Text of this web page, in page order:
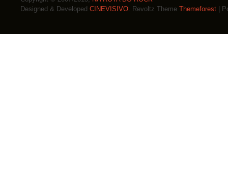
Designed & Developed CINEVISIVO. Revoltz Theme Themeforest |